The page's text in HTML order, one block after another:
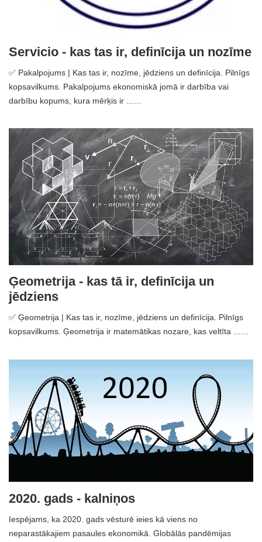
Servicio - kas tas ir, definīcija un nozīme
✅ Pakalpojums | Kas tas ir, nozīme, jēdziens un definīcija. Pilnīgs
kopsavilkums. Pakalpojums ekonomiskā jomā ir darbība vai
darbību kopums, kura mērķis ir ...…
Ģeometrija - kas tā ir, definīcija un
jēdziens
✅ Ģeometrija | Kas tas ir, nozīme, jēdziens un definīcija. Pilnīgs
kopsavilkums. Ģeometrija ir matemātikas nozare, kas veltīta ...…
2020. gads - kalniņos
Iespējams, ka 2020. gads vēsturē ieies kā viens no
neparastākajiem pasaules ekonomikā. Globālās pandēmijas